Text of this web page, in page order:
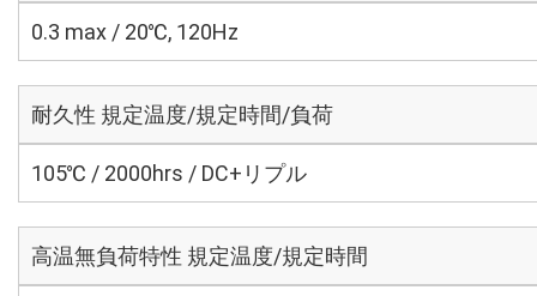
0.3 max / 20℃, 120Hz
耐久性 規定温度/規定時間/負荷
105℃ / 2000hrs / DC+リプル
高温無負荷特性 規定温度/規定時間